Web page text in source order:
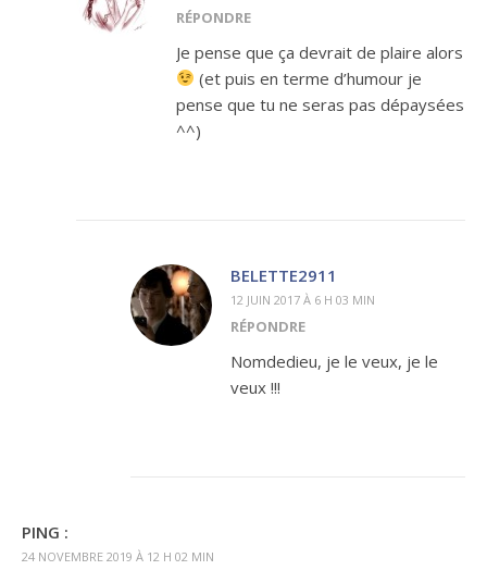
RÉPONDRE
Je pense que ça devrait de plaire alors
(et puis en terme d’humour je
pense que tu ne seras pas dépaysées
^^)
BELETTE2911
12 JUIN 2017 À 6 H 03 MIN
RÉPONDRE
Nomdedieu, je le veux, je le
veux !!!
PING :
24 NOVEMBRE 2019 À 12 H 02 MIN